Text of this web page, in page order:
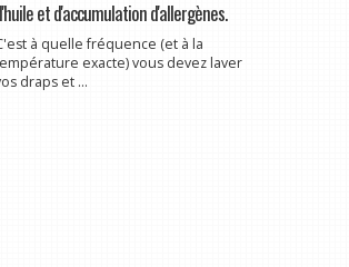
et d'accumulation d'allergènes.
à quelle fréquence (et à la
exacte) vous devez laver
draps et ...